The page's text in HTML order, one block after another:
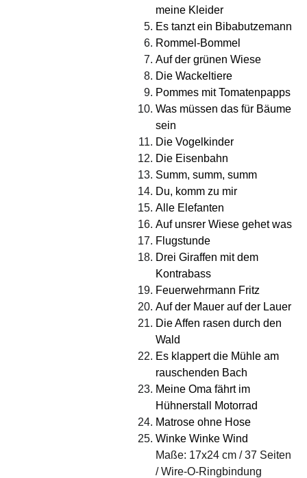
meine Kleider
Es tanzt ein Bibabutzemann
Rommel-Bommel
Auf der grünen Wiese
Die Wackeltiere
Pommes mit Tomatenpapps
Was müssen das für Bäume
sein
Die Vogelkinder
Die Eisenbahn
Summ, summ, summ
Du, komm zu mir
Alle Elefanten
Auf unsrer Wiese gehet was
Flugstunde
Drei Giraffen mit dem
Kontrabass
Feuerwehrmann Fritz
Auf der Mauer auf der Lauer
Die Affen rasen durch den
Wald
Es klappert die Mühle am
rauschenden Bach
Meine Oma fährt im
Hühnerstall Motorrad
Matrose ohne Hose
Winke Winke Wind
Maße: 17x24 cm / 37 Seiten
/ Wire-O-Ringbindung